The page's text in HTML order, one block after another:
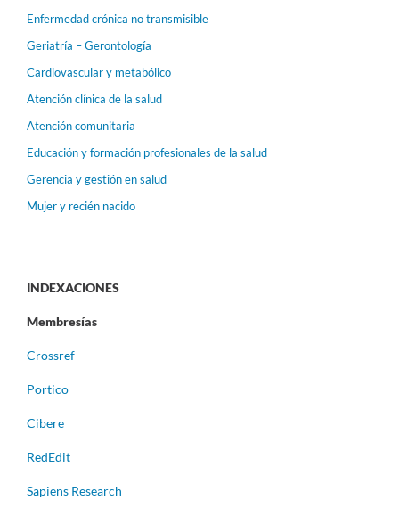
Enfermedad crónica no transmisible
Geriatría – Gerontología
Cardiovascular y metabólico
Atención clínica de la salud
Atención comunitaria
Educación y formación profesionales de la salud
Gerencia y gestión en salud
Mujer y recién nacido
INDEXACIONES
Membresías
Crossref
Portico
Cibere
RedEdit
Sapiens Research